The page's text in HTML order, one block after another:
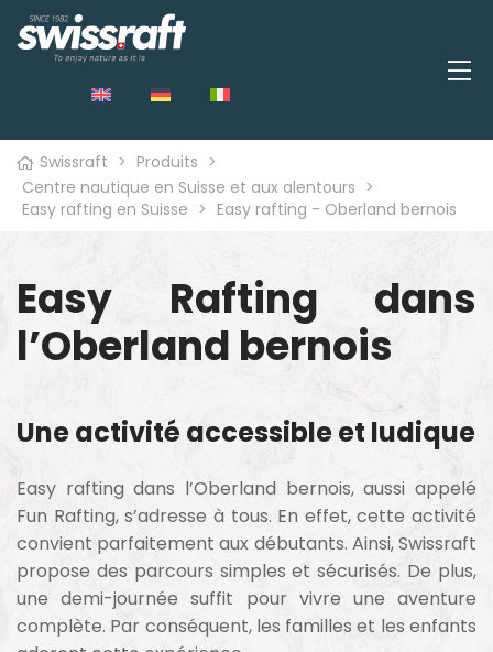
Swissraft > Produits >
Centre nautique en Suisse et aux alentours >
Easy rafting en Suisse > Easy rafting - Oberland bernois
Easy Rafting dans
l’Oberland bernois
Une activité accessible et ludique
Easy rafting dans l’Oberland bernois, aussi appelé
Fun Rafting, s’adresse à tous. En effet, cette activité
convient parfaitement aux débutants. Ainsi, Swissraft
propose des parcours simples et sécurisés. De plus,
une demi-journée suffit pour vivre une aventure
complète. Par conséquent, les familles et les enfants